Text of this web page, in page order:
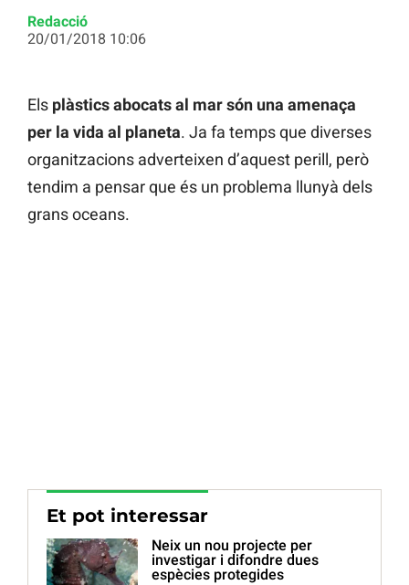
Redacció
20/01/2018 10:06
Els plàstics abocats al mar són una amenaça
per la vida al planeta. Ja fa temps que diverses
organitzacions adverteixen d’aquest perill, però
tendim a pensar que és un problema llunyà dels
grans oceans.
Et pot interessar
Neix un nou projecte per
investigar i difondre dues
espècies protegides